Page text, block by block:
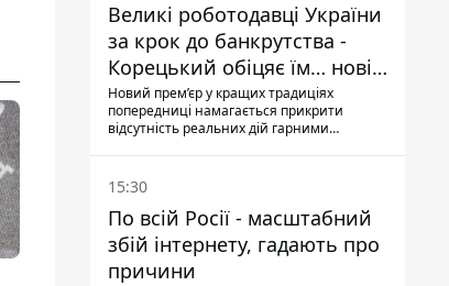
Великі роботодавці України
за крок до банкрутства -
Корецький обіцяє їм… нові
склади
Новий прем’єр у кращих традиціях
попередниці намагається прикрити
відсутність реальних дій гарними
15:30
По всій Росії - масштабний
збій інтернету, гадають про
причини